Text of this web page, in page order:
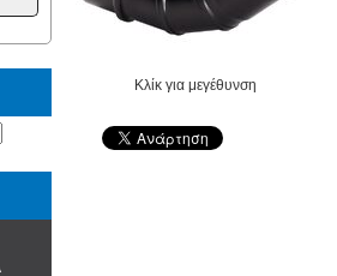
Κλίκ για μεγέθυνση